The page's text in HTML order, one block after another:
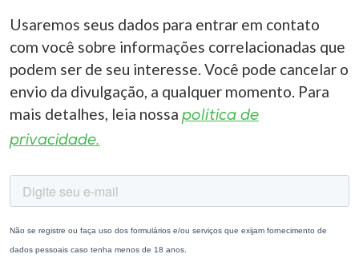
Usaremos seus dados para entrar em contato
com você sobre informações correlacionadas que
podem ser de seu interesse. Você pode cancelar o
envio da divulgação, a qualquer momento. Para
mais detalhes, leia nossa política de
privacidade.